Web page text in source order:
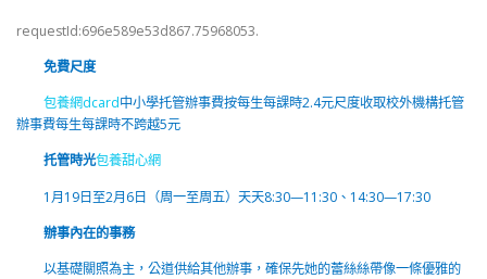
requestId:696e589e53d867.75968053.
免費尺度
包養網dcard中小學托管辦事費按每生每課時2.4元尺度收取校外機構托管
辦事費每生每課時不跨越5元
托管時光包養甜心網
1月19日至2月6日（周一至周五）天天8:30—11:30、14:30—17:30
辦事內在的事務
以基礎關照為主，公道供給其他辦事，確保先她的蕾絲絲帶像一條優雅的